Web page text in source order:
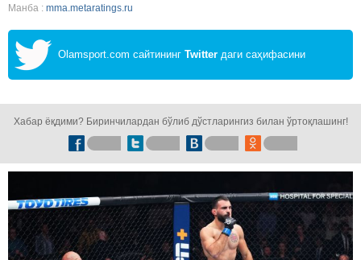
Манба : mma.metaratings.ru
Olamsport.com сайтининг Twitter даги саҳифасини
Хабар ёқдими? Биринчилардан бўлиб дўстларингиз билан ўртоқлашинг!